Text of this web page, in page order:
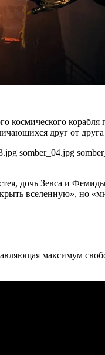
космического
друг от
somber_04.jpg
дочь Зевса и
вселенную», но
максимум